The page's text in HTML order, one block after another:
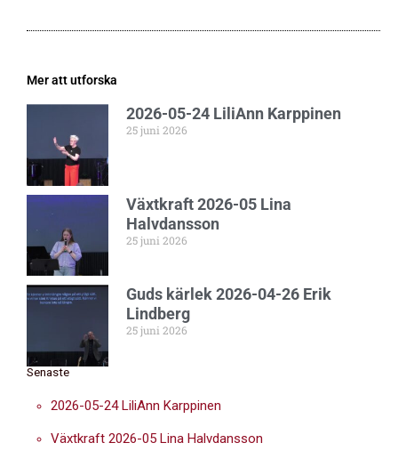
Mer att utforska
2026-05-24 LiliAnn Karppinen
25 juni 2026
Växtkraft 2026-05 Lina
Halvdansson
25 juni 2026
Guds kärlek 2026-04-26 Erik
Lindberg
25 juni 2026
Senaste
2026-05-24 LiliAnn Karppinen
Växtkraft 2026-05 Lina Halvdansson